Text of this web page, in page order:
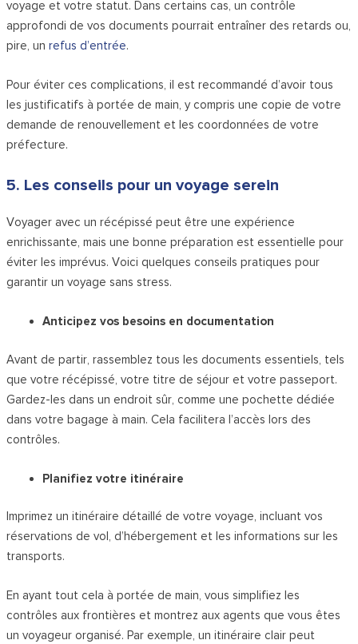
voyage et votre statut. Dans certains cas, un contrôle
approfondi de vos documents pourrait entraîner des retards ou,
pire, unrefus d’entrée.
Pour éviter ces complications, il est recommandé d’avoir tous
les justificatifs à portée de main, y compris une copie de votre
demande de renouvellement et les coordonnées de votre
préfecture.
5. Les conseils pour un voyage serein
Voyager avec un récépissé peut être une expérience
enrichissante, mais une bonne préparation est essentielle pour
éviter les imprévus. Voici quelques conseils pratiques pour
garantir un voyage sans stress.
Anticipez vos besoins en documentation
Avant de partir, rassemblez tous les documents essentiels, tels
que votre récépissé, votre titre de séjour et votre passeport.
Gardez-les dans un endroit sûr, comme une pochette dédiée
dans votre bagage à main. Cela facilitera l’accès lors des
contrôles.
Planifiez votre itinéraire
Imprimez un itinéraire détaillé de votre voyage, incluant vos
réservations de vol, d’hébergement et les informations sur les
transports.
En ayant tout cela à portée de main, vous simplifiez les
contrôles aux frontières et montrez aux agents que vous êtes
un voyageur organisé. Par exemple, un itinéraire clair peut